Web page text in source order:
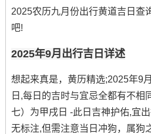
2025农历九月份出行黄道吉日查
吧!
2025年9月出行吉日详述
想起来真是，黄历精选;2025年9
日,每日的吉时与宜忌全都有不相
七）为甲戌日 -此日吉神护佑,宜
无标注,但需注意当日冲狗，属狗